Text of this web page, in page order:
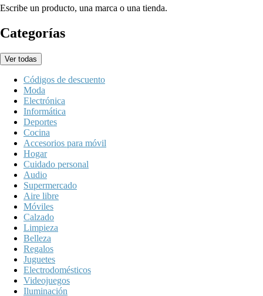
Escribe un producto, una marca o una tienda.
Categorías
Ver todas
Códigos de descuento
Moda
Electrónica
Informática
Deportes
Cocina
Accesorios para móvil
Hogar
Cuidado personal
Audio
Supermercado
Aire libre
Móviles
Calzado
Limpieza
Belleza
Regalos
Juguetes
Electrodomésticos
Videojuegos
Iluminación